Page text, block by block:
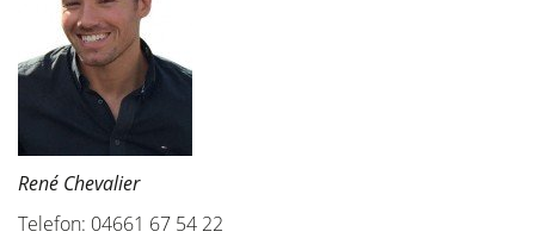
René Chevalier
Telefon: 04661 67 54 22